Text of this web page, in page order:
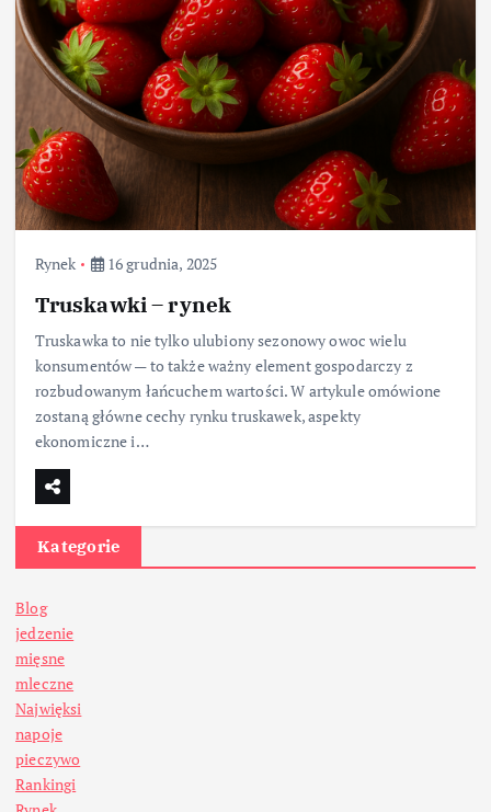
Rynek 16 grudnia, 2025
Truskawki – rynek
Truskawka to nie tylko ulubiony sezonowy owoc wielu
konsumentów — to także ważny element gospodarczy z
rozbudowanym łańcuchem wartości. W artykule omówione
zostaną główne cechy rynku truskawek, aspekty
ekonomiczne i…
Kategorie
Blog
jedzenie
mięsne
mleczne
Najwięksi
napoje
pieczywo
Rankingi